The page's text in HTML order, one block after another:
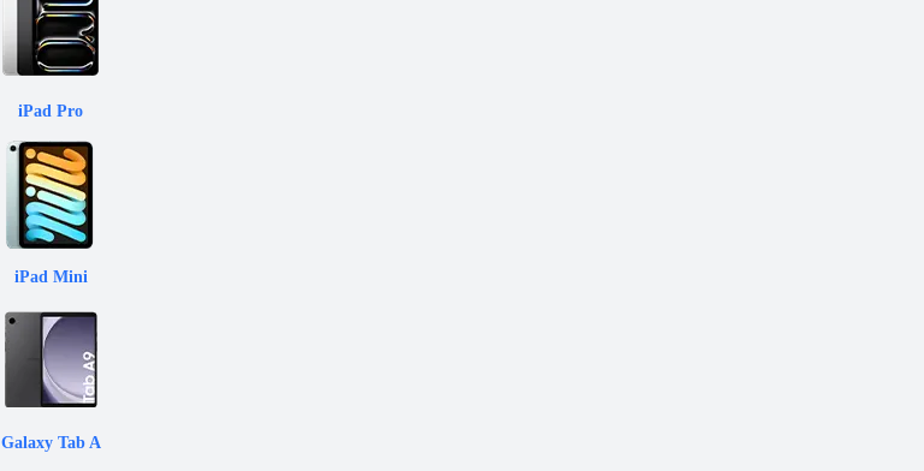
iPad Pro
iPad Mini
Galaxy Tab A